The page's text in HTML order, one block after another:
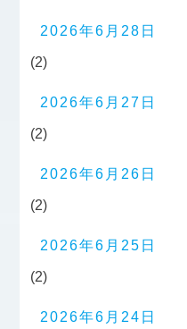
2026年6月28日
(2)
2026年6月27日
(2)
2026年6月26日
(2)
2026年6月25日
(2)
2026年6月24日